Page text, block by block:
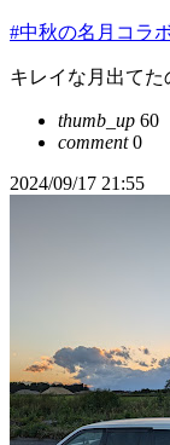
#中秋の名月コラ
キレイな月出て
thumb_up 60
comment0
2024/09/17 21:55